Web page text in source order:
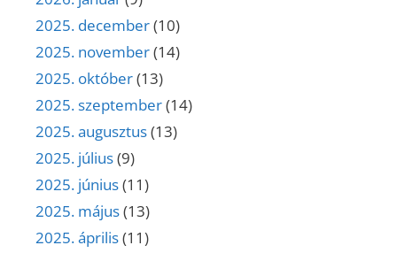
2025. december(10)
2025. november(14)
2025. október(13)
2025. szeptember(14)
2025. augusztus(13)
2025. július(9)
2025. június(11)
2025. május(13)
2025. április(11)